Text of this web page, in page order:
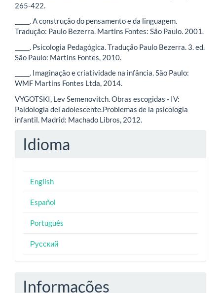
265-422.
_____. A construção do pensamento e da linguagem.
Tradução: Paulo Bezerra. Martins Fontes: São Paulo. 2001.
_____. Psicologia Pedagógica. Tradução Paulo Bezerra. 3. ed.
São Paulo: Martins Fontes, 2010.
_____. Imaginação e criatividade na infância. São Paulo:
WMF Martins Fontes Ltda, 2014.
VYGOTSKI, Lev Semenovitch. Obras escogidas - IV:
Paidologia del adolescente.Problemas de la psicologia
infantil. Madrid: Machado Libros, 2012.
Idioma
English
Español
Português
Русский
Informações